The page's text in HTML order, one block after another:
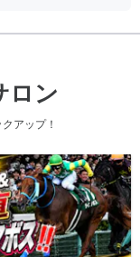
ロン
アップ！